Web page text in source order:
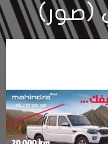
(صور)